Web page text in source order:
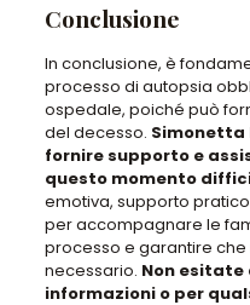
Conclusione
In conclusione, è
processo di autopsia
ospedale, poiché può
del decesso. Simonetta
fornire supporto e
questo momento
emotiva, supporto
per accompagnare le
processo e garantire
necessario. Non
informazioni o per